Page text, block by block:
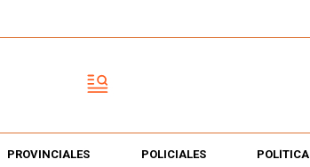
PROVINCIALES POLICIALES POLÍTICA